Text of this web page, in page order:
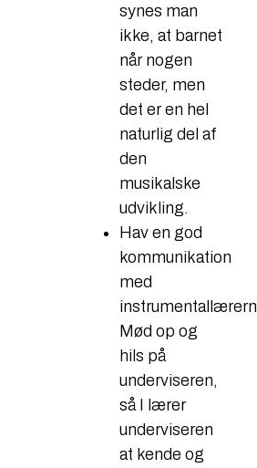
synes man
ikke, at barnet
når nogen
steder, men
det er en hel
naturlig del af
den
musikalske
udvikling.
Hav en god
kommunikation
med
Mød op og
hils på
underviseren,
så I lærer
underviseren
at kende og